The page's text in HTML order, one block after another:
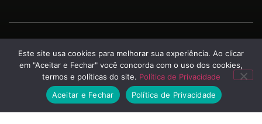
© Sociedade Brasileira de Cultura Japonesa e de Assistência Social
2023
Este site usa cookies para melhorar sua experiência. Ao clicar
em "Aceitar e Fechar" você concorda com o uso dos cookies,
termos e políticas do site. Política de Privacidade
Aceitar e Fechar
Política de Privacidade